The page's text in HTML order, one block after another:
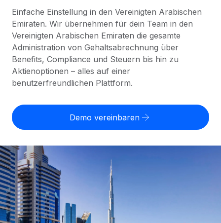
Weltweites Wachstum ohne Kosten für Niederlassungen
Contractor of Record
Rechtssichere, weltweite Arbeit mit Freelancer:innen
Contractor Management
Globales Onboarding und Verwalten von
Freelancer:innen
PEO
Auslagern von komplexen HR-Aufgaben
INFRASTRUKTUR
Remote Embedded
Nahtlose Integration der HR in bestehende Abläufe
Plattform
Integrierte HR-Kernfunktionen für dein Team
Explorer für US-Bundesstaaten
Einfache Einstellung in allen US-Bundesstaaten
Remote im Vergleich
Vergleiche mit unseren Mitbewerbern
Agile HR- und Payroll-Lösungen für wachsende
Mittelstand
Maßgeschneiderte HR-Lösungen, um Teams zu
vergrößern
Enterprise
Globale HR für Konzerne und Großunternehmen
Scheinselbstständigkeitsrisiko berechnen
Länderspezifische Einschätzung des
Scheinselbstständigkeitsrisikos
Personalkostenrechner
Länderspezifische Berechnung der
Gesamtbeschäftigungskosten
Abwicklungsfristen für globale Freelancer:innen
LERNEN MIT REMOTE
Forschung und Leitfäden
Fallstudien
HR-Glossar
Deutsch
English
Nederlands
Français
Español
Italiano
Português (Portugal)
Anmelden
Einfache Einstellung in den Vereinigten Arabischen
Emiraten. Wir übernehmen für dein Team in den
Vereinigten Arabischen Emiraten die gesamte
Administration von Gehaltsabrechnung über
Benefits, Compliance und Steuern bis hin zu
Aktienoptionen – alles auf einer
benutzerfreundlichen Plattform.
Demo vereinbaren